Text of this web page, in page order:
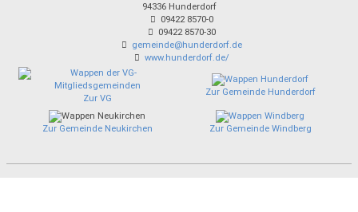
94336 Hunderdorf
09422 8570-0
09422 8570-30
gemeinde@hunderdorf.de
www.hunderdorf.de/
Zur VG
Zur Gemeinde Hunderdorf
Zur Gemeinde Neukirchen Zur Gemeinde Windberg